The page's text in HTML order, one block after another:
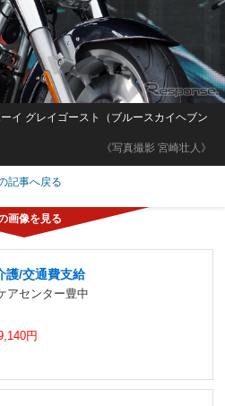
《写真撮影 宮崎壮人》
イ グレイゴースト（ブルースカイヘブン
記事へ戻る
護/交通費支給
アセンター豊中
円